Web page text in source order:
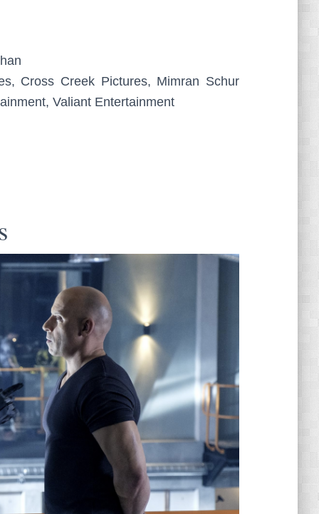
Cross Creek Pictures, Mimran Schur
Valiant Entertainment